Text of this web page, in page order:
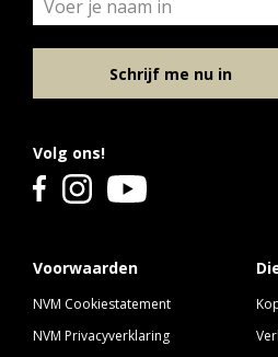
Voorwaarden
NVM Cookiestatement
NVM Privacyverklaring
Volg ons!
Schrijf me nu in